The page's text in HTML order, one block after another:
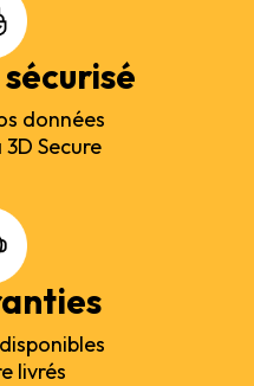
données
Secure
livrés